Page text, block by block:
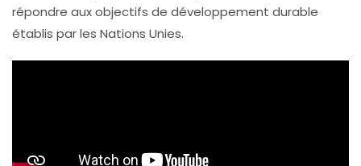
répondre aux objectifs de développement durable
établis par les Nations Unies.